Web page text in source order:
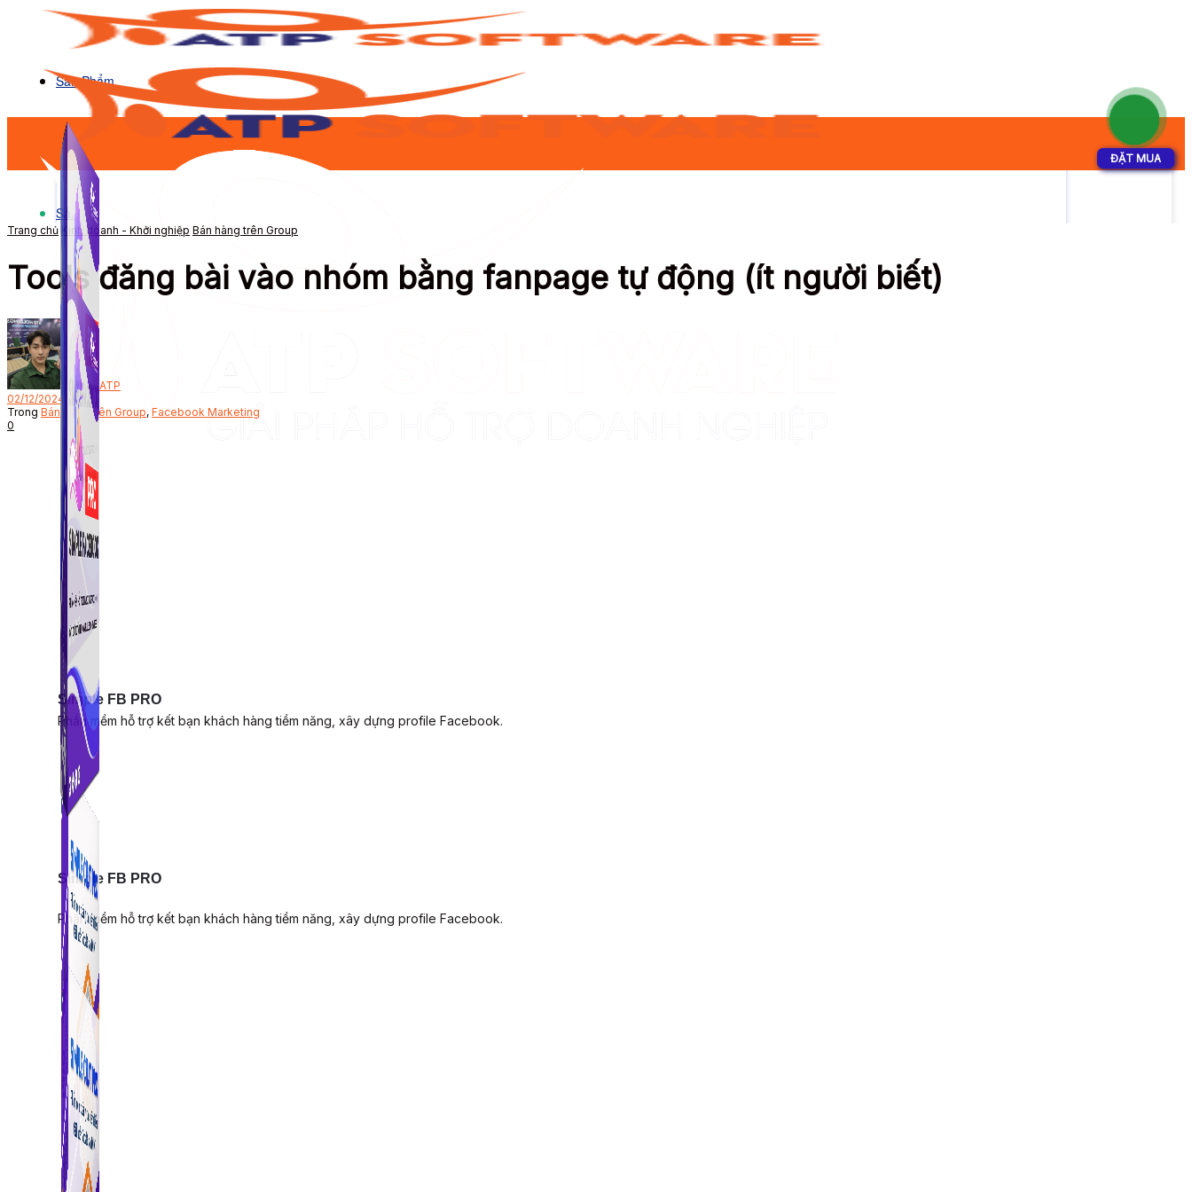
Sản Phẩm
Simple FB PRO
Phần mềm hỗ trợ kết bạn khách hàng tiềm năng, xây dựng profile Facebook.
Sản Phẩm
Simple FB PRO
Phần mềm hỗ trợ kết bạn khách hàng tiềm năng, xây dựng profile Facebook.
Trang chủ Kinh doanh - Khởi nghiệp Bán hàng trên Group
Tools đăng bài vào nhóm bằng fanpage tự động (ít người biết)
Bởi
ATP
02/12/2024
Trong Bán hàng trên Group, Facebook Marketing
0
ĐẶT MUA
ĐẶT MUA